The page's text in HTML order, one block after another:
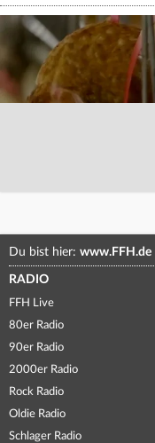
Du bist hier: www.FFH.de
RADIO
FFH Live
80er Radio
90er Radio
2000er Radio
Rock Radio
Oldie Radio
Schlager Radio